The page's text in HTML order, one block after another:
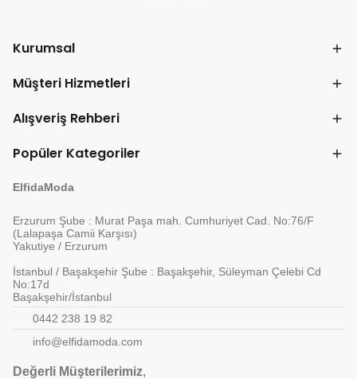
Kurumsal
Müşteri Hizmetleri
Alışveriş Rehberi
Popüler Kategoriler
ElfidaModa
Erzurum Şube : Murat Paşa mah. Cumhuriyet Cad. No:76/F
(Lalapaşa Camii Karşısı)
Yakutiye / Erzurum
İstanbul / Başakşehir Şube : Başakşehir, Süleyman Çelebi Cd
No:17d
Başakşehir/İstanbul
0442 238 19 82
info@elfidamoda.com
Değerli Müşterilerimiz,